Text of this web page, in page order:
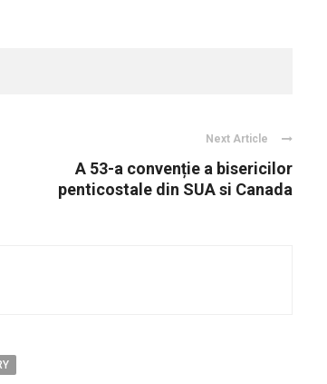
Next Article
A 53-a convenție a bisericilor
penticostale din SUA si Canada